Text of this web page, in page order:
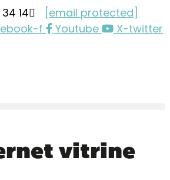
14
[email protected]
f Youtube
X-twitter
vitrine